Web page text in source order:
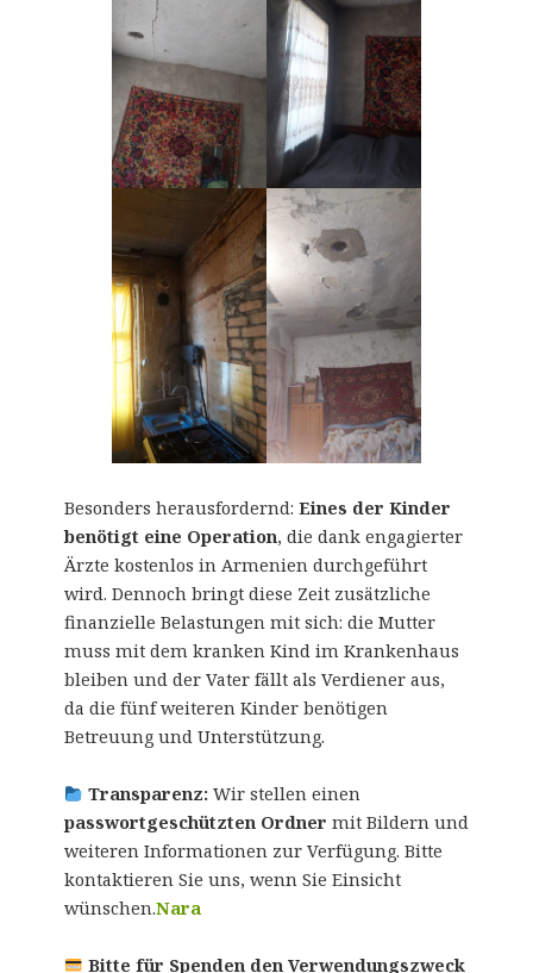
Besonders herausfordernd: Eines der Kinder
benötigt eine Operation, die dank engagierter
Ärzte kostenlos in Armenien durchgeführt
wird. Dennoch bringt diese Zeit zusätzliche
finanzielle Belastungen mit sich: die Mutter
muss mit dem kranken Kind im Krankenhaus
bleiben und der Vater fällt als Verdiener aus,
da die fünf weiteren Kinder benötigen
Betreuung und Unterstützung.
Transparenz: Wir stellen einen
passwortgeschützten Ordner mit Bildern und
weiteren Informationen zur Verfügung. Bitte
kontaktieren Sie uns, wenn Sie Einsicht
wünschen.Nara
Bitte für Spenden den Verwendungszweck